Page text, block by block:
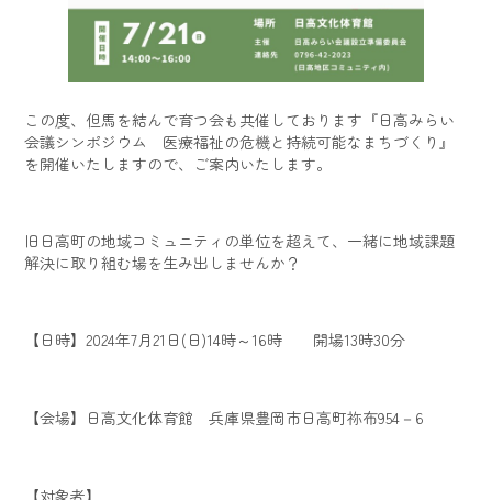
この度、但馬を結んで育つ会も共催しております『日高みらい
会議シンポジウム 医療福祉の危機と持続可能なまちづくり』
を開催いたしますので、ご案内いたします。
旧日高町の地域コミュニティの単位を超えて、一緒に地域課題
解決に取り組む場を生み出しませんか？
【日時】2024年7月21日(日)14時～16時 開場13時30分
【会場】日高文化体育館 兵庫県豊岡市日高町祢布954－6